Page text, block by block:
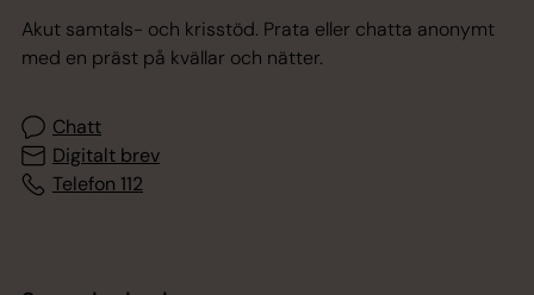
Akut samtals- och krisstöd. Prata eller chatta anonymt
med en präst på kvällar och nätter.
Chatt
Digitalt brev
Telefon 112